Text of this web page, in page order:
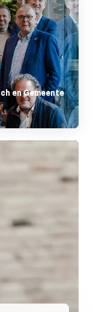
en Gemeente